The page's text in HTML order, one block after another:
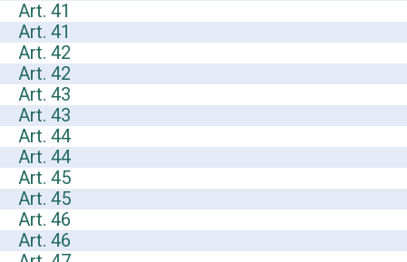
Art. 41
Art. 41
Art. 42
Art. 42
Art. 43
Art. 43
Art. 44
Art. 44
Art. 45
Art. 45
Art. 46
Art. 46